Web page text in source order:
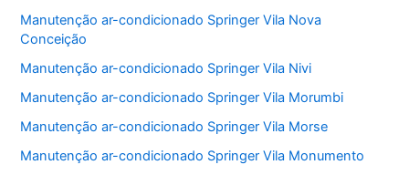
Manutenção ar-condicionado Springer Vila Nova
Conceição
Manutenção ar-condicionado Springer Vila Nivi
Manutenção ar-condicionado Springer Vila Morumbi
Manutenção ar-condicionado Springer Vila Morse
Manutenção ar-condicionado Springer Vila Monumento